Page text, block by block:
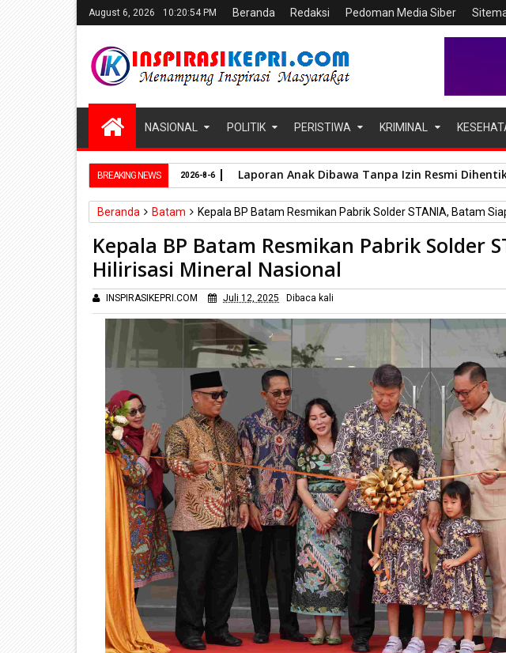
August 6, 2026 10:20:56 PM Beranda Redaksi Pedoman Media Siber
NASIONAL POLITIK PERISTIWA KRIMINAL
BREAKING NEWS Laporan Anak Dibawa Tanpa Izin Resmi
2026-8-6
Beranda Batam Kepala BP Batam Resmikan Pabrik Solder STANIA, Batam
Kepala BP Batam Resmikan Pabrik Solder
Hilirisasi Mineral Nasional
INSPIRASIKEPRI.COM Juli 12, 2025 Dibaca kali